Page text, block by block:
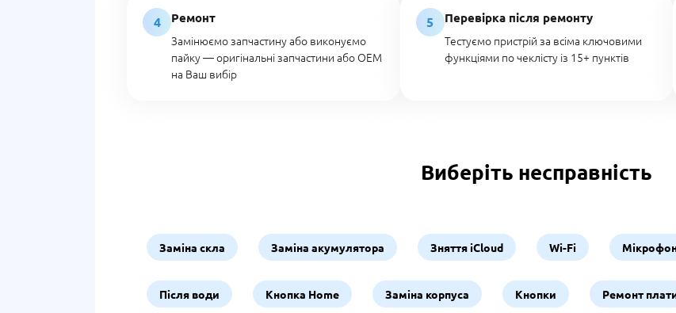
4
Ремонт
Замінюємо запчастину або виконуємо
пайку — оригінальні запчастини або OEM
на Ваш вибір
5
Перевірка після ремонту
Тестуємо пристрій за всіма ключовими
функціями по чеклісту із 15+ пунктів
Виберіть несправність
Заміна скла Заміна акумулятора Зняття iCloud Wi-Fi
Після води Кнопка Home Заміна корпуса Кнопки Ремонт